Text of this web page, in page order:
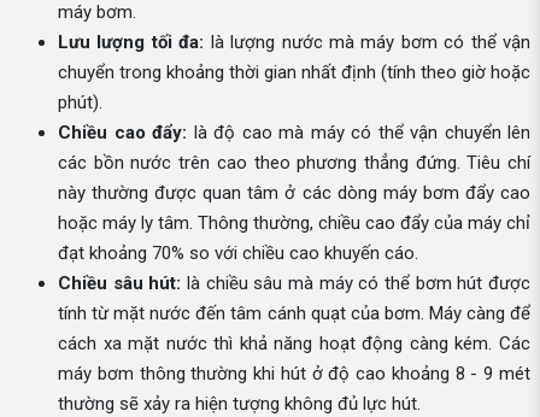
máy bơm.
Lưu lượng tối đa: là lượng nước mà máy bơm có thể vận
chuyển trong khoảng thời gian nhất định (tính theo giờ hoặc
phút).
Chiều cao đẩy: là độ cao mà máy có thể vận chuyển lên
các bồn nước trên cao theo phương thẳng đứng. Tiêu chí
này thường được quan tâm ở các dòng máy bơm đẩy cao
hoặc máy ly tâm. Thông thường, chiều cao đẩy của máy chỉ
đạt khoảng 70% so với chiều cao khuyến cáo.
Chiều sâu hút: là chiều sâu mà máy có thể bơm hút được
tính từ mặt nước đến tâm cánh quạt của bơm. Máy càng để
cách xa mặt nước thì khả năng hoạt động càng kém. Các
máy bơm thông thường khi hút ở độ cao khoảng 8 - 9 mét
thường sẽ xảy ra hiện tượng không đủ lực hút.